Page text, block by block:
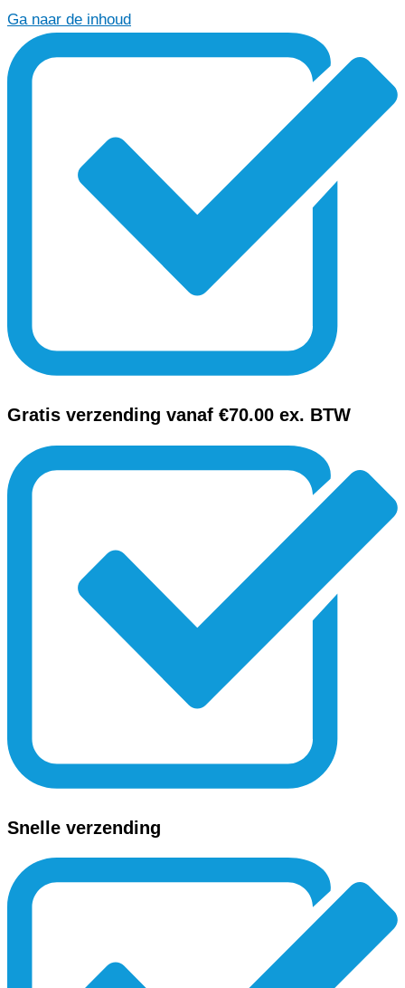
Ga naar de inhoud
Gratis verzending vanaf €70.00 ex. BTW
Snelle verzending